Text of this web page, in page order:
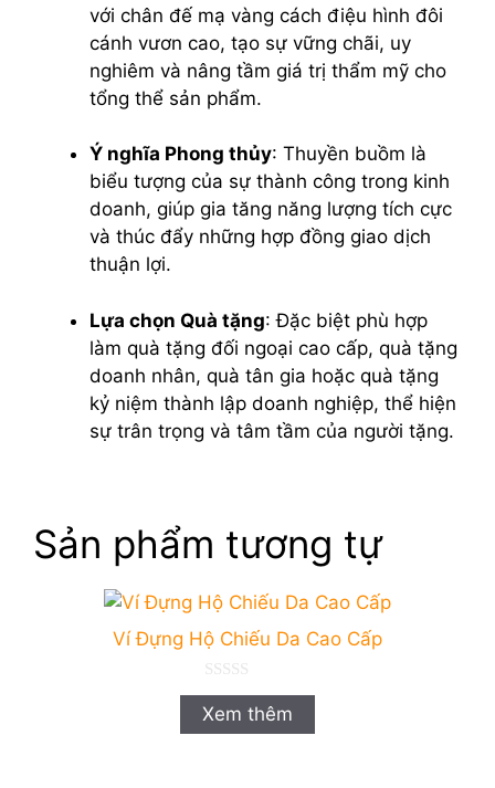
với chân đế mạ vàng cách điệu hình đôi
cánh vươn cao, tạo sự vững chãi, uy
nghiêm và nâng tầm giá trị thẩm mỹ cho
tổng thể sản phẩm.
Ý nghĩa Phong thủy: Thuyền buồm là
biểu tượng của sự thành công trong kinh
doanh, giúp gia tăng năng lượng tích cực
và thúc đẩy những hợp đồng giao dịch
thuận lợi.
Lựa chọn Quà tặng: Đặc biệt phù hợp
làm quà tặng đối ngoại cao cấp, quà tặng
doanh nhân, quà tân gia hoặc quà tặng
kỷ niệm thành lập doanh nghiệp, thể hiện
sự trân trọng và tâm tầm của người tặng.
Sản phẩm tương tự
Ví Đựng Hộ Chiếu Da Cao Cấp
0
n
g
o
Xem thêm